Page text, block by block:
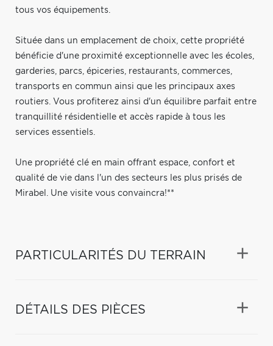
tous vos équipements.
Située dans un emplacement de choix, cette propriété
bénéficie d'une proximité exceptionnelle avec les écoles,
garderies, parcs, épiceries, restaurants, commerces,
transports en commun ainsi que les principaux axes
routiers. Vous profiterez ainsi d'un équilibre parfait entre
tranquillité résidentielle et accès rapide à tous les
services essentiels.
Une propriété clé en main offrant espace, confort et
qualité de vie dans l'un des secteurs les plus prisés de
Mirabel. Une visite vous convaincra!**
PARTICULARITÉS DU TERRAIN
DÉTAILS DES PIÈCES